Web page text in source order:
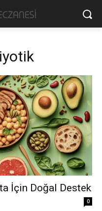
İçin Doğal Destek
0